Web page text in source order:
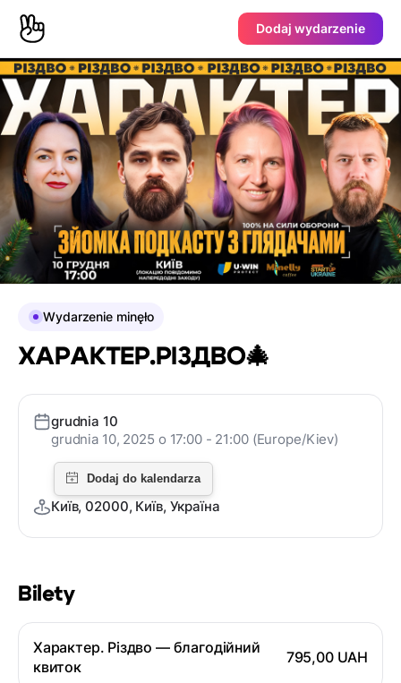
Dodaj wydarzenie
Bilety
Характер. Різдво — благодійний
квиток
795,00 UAH
Wydarzenie minęło
ХАРАКТЕР.РІЗДВО🎄
grudnia 10
grudnia 10, 2025 o 17:00 - 21:00 (Europe/Kiev)
Київ, 02000, Київ, Україна